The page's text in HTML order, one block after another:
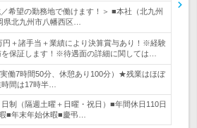
希望の勤務地で働けます！＞ ■本社（北九州
県北九州市八幡西区…
円＋諸手当＋業績により決算賞与あり！※経験
保証します！※待遇面の詳細に関しては…
働7時間50分、休憩あり100分）★残業はほぼ
間は17時半…
日制（隔週土曜＋日曜・祝日）■年間休日110日
■年末年始休暇■慶弔…